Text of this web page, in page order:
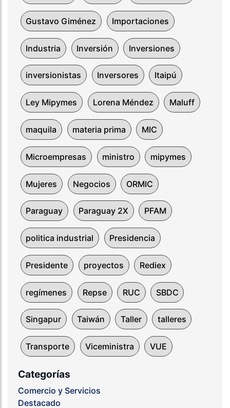
Gustavo Giménez Importaciones
Industria Inversión Inversiones
inversionistas Inversores Itaipú
Ley Mipymes Lorena Méndez Maluff
maquila materia prima MIC
Microempresas ministro mipymes
Mujeres Negocios ORMIC
Paraguay Paraguay 2X PFAM
politica industrial Presidencia
Presidente proyectos Rediex
regímenes Repse RUC SBDC
Singapur Taiwán Taller talleres
Transporte Viceministra VUE
Categorías
Comercio y Servicios
Destacado